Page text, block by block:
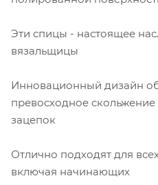
Эти спицы - настоящее
вязальщицы
Инновационный дизайн
превосходное скольжение
зацепок
Отлично подходят для
включая начинающих